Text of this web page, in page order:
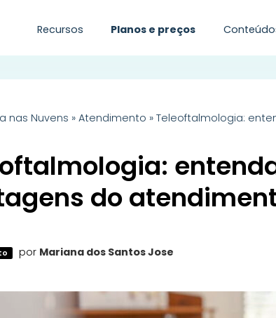
Recursos Planos e preços
nas Nuvens »Atendimento »Teleoftalmologia:
do
por Mariana dos Santos Jose